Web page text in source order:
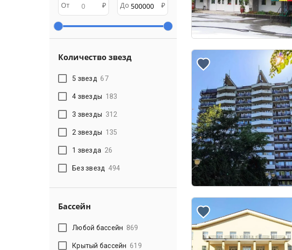
От ₽ До ₽
Количество звезд
5 звезд 67
4 звезды 183
3 звезды 312
2 звезды 135
1 звезда 26
Без звезд 494
Бассейн
Любой бассейн 869
Крытый бассейн 619